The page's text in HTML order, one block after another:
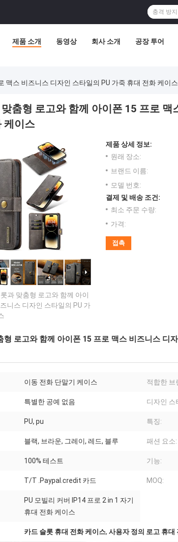
제품 소개 동영상 회사 소개 공장 투어
맥스 비즈니스 디자인 스타일의 PU 가죽 휴대 전화 케이스
춤형 로고와 함께 아이폰 15 프로 맥
케이스
과 맞춤형 로고와 함께 아이
니스 디자인 스타일의 PU 가
제품 상세 정보:
원래 장소:
브랜드 이름:
모델 번호:
결제 및 배송 조건:
최소 주문 수량:
가격:
접촉
형 로고와 함께 아이폰 15 프로 맥스 비즈니스 디
이동 전화 단말기 케이스 적합한 브
특별한 공예 없음 디자인 스
PU, pu 특징:
블랙, 브라운, 그레이, 레드, 블루 패션 요소:
100% 테스트 기능:
T/T .Paypal.credit 카드 MOQ:
PU 모빌리 커버 IP14 프로 2 in 1 자기
휴대 전화 케이스
카드 슬롯 휴대 전화 케이스, 사용자 정의 로고 휴대